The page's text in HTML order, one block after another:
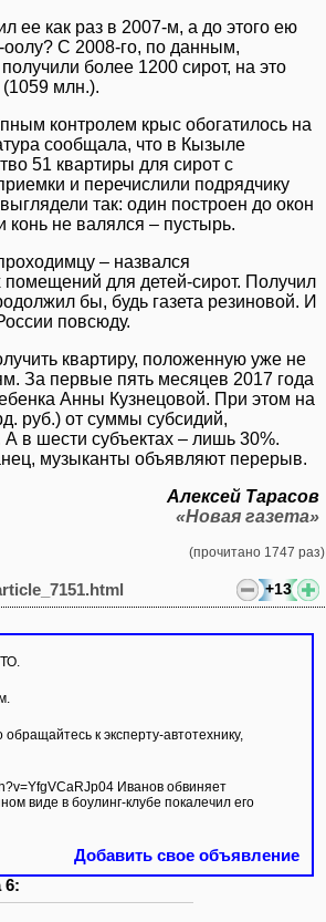
ее как раз в 2007-м, а до этого ею
оолу? С 2008-го, по данным,
более 1200 сирот, на это
млн.).
контролем крыс обогатилось на
сообщала, что в Кызыле
51 квартиры для сирот с
и перечислили подрядчику
так: один построен до окон
конь не валялся – пустырь.
– назвался
для детей-сирот. Получил
бы, будь газета резиновой. И
повсюду.
квартиру, положенную уже не
За первые пять месяцев 2017 года
Анны Кузнецовой. При этом на
руб.) от суммы субсидий,
в шести субъектах – лишь 30%.
музыканты объявляют перерыв.
Алексей Тарасов
«Новая газета»
(прочитано 1747 раз)
+13
к эксперту-автотехнику,
виде в боулинг-клубе покалечил его
Добавить свое объявление
6: